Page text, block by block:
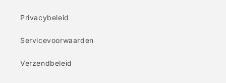
Privacybeleid
Servicevoorwaarden
Verzendbeleid